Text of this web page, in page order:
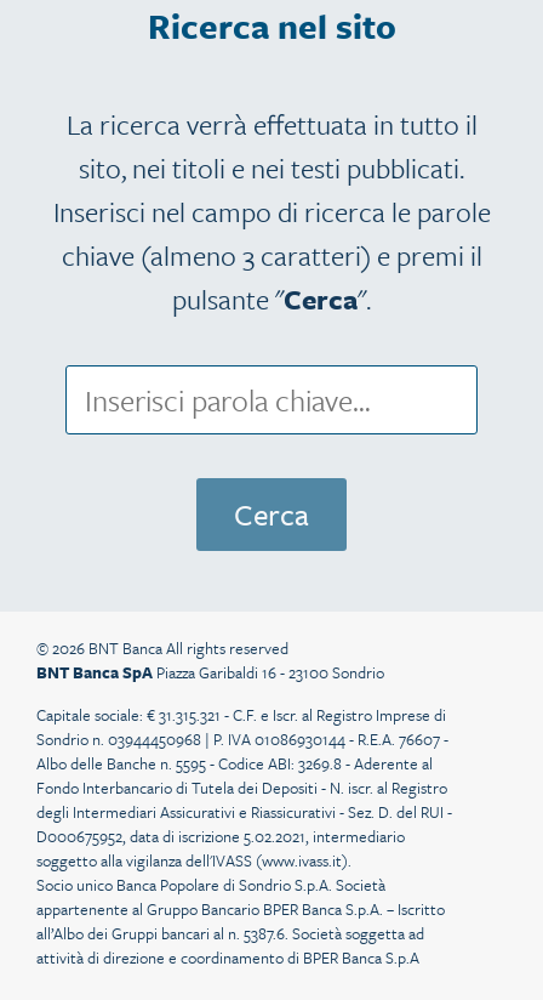
Ricerca nel sito
La ricerca verrà effettuata in tutto il
sito, nei titoli e nei testi pubblicati.
Inserisci nel campo di ricerca le parole
chiave (almeno 3 caratteri) e premi il
pulsante "Cerca".
© 2026 BNT Banca All rights reserved
BNT Banca SpA Piazza Garibaldi 16 - 23100 Sondrio
Capitale sociale: € 31.315.321 - C.F. e Iscr. al Registro Imprese di
Sondrio n. 03944450968 | P. IVA 01086930144 - R.E.A. 76607 -
Albo delle Banche n. 5595 - Codice ABI: 3269.8 - Aderente al
Fondo Interbancario di Tutela dei Depositi - N. iscr. al Registro
degli Intermediari Assicurativi e Riassicurativi - Sez. D. del RUI -
D000675952, data di iscrizione 5.02.2021, intermediario
soggetto alla vigilanza dell'IVASS (www.ivass.it).
Socio unico Banca Popolare di Sondrio S.p.A. Società
appartenente al Gruppo Bancario BPER Banca S.p.A. – Iscritto
all’Albo dei Gruppi bancari al n. 5387.6. Società soggetta ad
attività di direzione e coordinamento di BPER Banca S.p.A